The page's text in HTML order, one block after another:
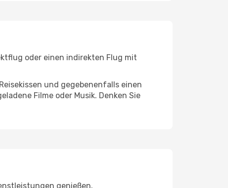
oder einen indirekten Flug mit
und gegebenenfalls einen
Filme oder Musik. Denken Sie
genießen.